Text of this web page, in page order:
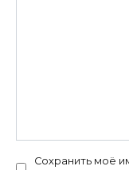
Сохранить моё